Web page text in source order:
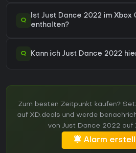
Q
Ist Just Dance 2022 im Xbox
enthalten?
Q Kann ich Just Dance 2022
Zum besten Zeitpunkt kaufen?
auf XD.deals und werde
von Just Dance 2022 auf
Alarm